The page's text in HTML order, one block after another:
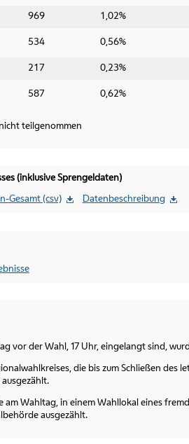
teilgenommen
969 1,02%
534 0,56%
217 0,23%
587 0,62%
(inklusive Sprengeldaten)
Gesamt (csv) Datenbeschreibung
vor der Wahl, 17 Uhr, eingelangt sind,
die bis zum Schließen
am Wahltag, in einem Wahllokal eines
ausgezählt.